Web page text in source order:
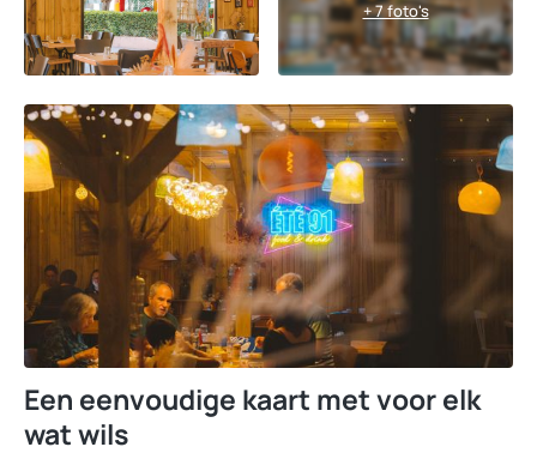
+ 7 foto's
Een eenvoudige kaart met voor elk
wat wils